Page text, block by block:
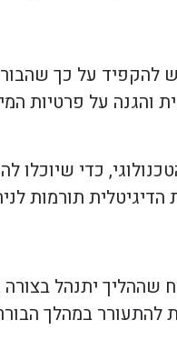
להקפיד על כך
והגנה על פרטיות
כדי שיוכלו
תורמות
שההליך יתנהל
להתעורר במהלך